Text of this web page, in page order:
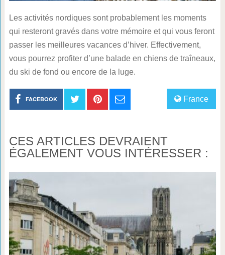
Les activités nordiques sont probablement les moments
qui resteront gravés dans votre mémoire et qui vous feront
passer les meilleures vacances d’hiver. Effectivement,
vous pourrez profiter d’une balade en chiens de traîneaux,
du ski de fond ou encore de la luge.
France
FACEBOOK
CES ARTICLES DEVRAIENT
ÉGALEMENT VOUS INTÉRESSER :